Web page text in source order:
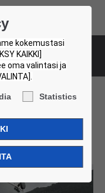
kokemustasi
KAIKKI]
oma valintasi ja
Statistics
Units!